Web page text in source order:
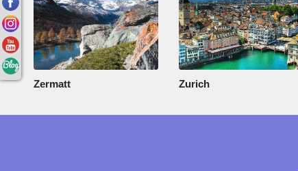
Zermatt Zurich